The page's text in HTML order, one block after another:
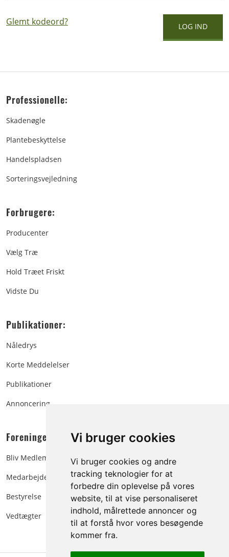
Vi bruger cookies
Vi bruger cookies og andre
tracking teknologier for at
forbedre din oplevelse på vores
website, til at vise personaliseret
indhold, målrettede annoncer og
til at forstå hvor vores besøgende
kommer fra.
Glemt kodeord?
Professionelle:
Skadenøgle
Plantebeskyttelse
Handelspladsen
Sorteringsvejledning
Forbrugere:
Producenter
Vælg Træ
Hold Træet Friskt
Vidste Du
Publikationer:
Nåledrys
Korte Meddelelser
Publikationer
Annoncering
Foreningen:
Bliv Medlem
Medarbejdere
Bestyrelse
Vedtægter